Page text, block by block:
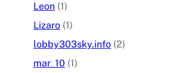
Leon (1)
Lizaro (1)
lobby303sky.info (2)
mar_10 (1)